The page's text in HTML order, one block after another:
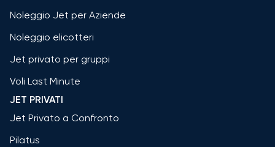
Noleggio Jet per Aziende
Noleggio elicotteri
Jet privato per gruppi
Voli Last Minute
JET PRIVATI
Jet Privato a Confronto
Pilatus